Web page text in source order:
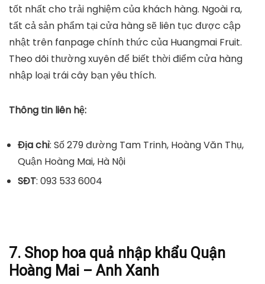
tốt nhất cho trải nghiệm của khách hàng. Ngoài ra,
tất cả sản phẩm tại cửa hàng sẽ liên tục được cập
nhật trên fanpage chính thức của Huangmai Fruit.
Theo dõi thường xuyên để biết thời điểm cửa hàng
nhập loại trái cây bạn yêu thích.
Thông tin liên hệ:
Địa chỉ: Số 279 đường Tam Trinh, Hoàng Văn Thụ,
Quận Hoàng Mai, Hà Nội
SĐT: 093 533 6004
7. Shop hoa quả nhập khẩu Quận
Hoàng Mai – Anh Xanh